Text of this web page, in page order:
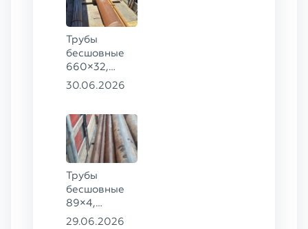
Трубы
бесшовные
660×32,
426×28,
8732-78
сталь 09Г2С
30.06.2026
Трубы
бесшовные
89×4,
203×20,
29.06.2026